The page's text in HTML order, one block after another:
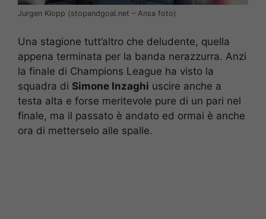
Jurgen Klopp (stopandgoal.net – Ansa foto)
Una stagione tutt’altro che deludente, quella
appena terminata per la banda nerazzurra. Anzi
la finale di Champions League ha visto la
squadra di Simone Inzaghi uscire anche a
testa alta e forse meritevole pure di un pari nel
finale, ma il passato è andato ed ormai è anche
ora di metterselo alle spalle.